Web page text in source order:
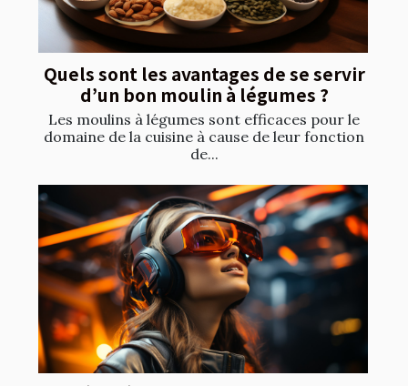
Quels sont les avantages de se servir
d’un bon moulin à légumes ?
Les moulins à légumes sont efficaces pour le
domaine de la cuisine à cause de leur fonction
de...